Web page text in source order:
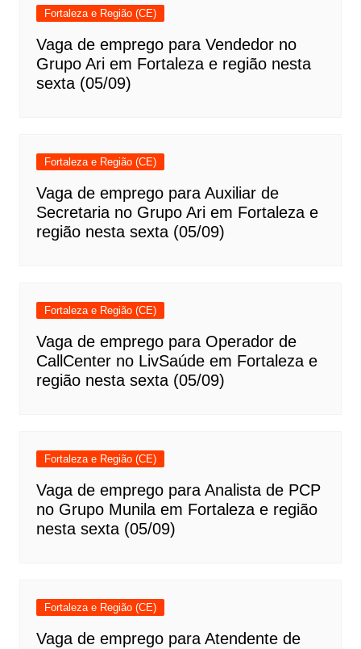
Fortaleza e Região (CE)
Vaga de emprego para Vendedor no
Grupo Ari em Fortaleza e região nesta
sexta (05/09)
Fortaleza e Região (CE)
Vaga de emprego para Auxiliar de
Secretaria no Grupo Ari em Fortaleza e
região nesta sexta (05/09)
Fortaleza e Região (CE)
Vaga de emprego para Operador de
CallCenter no LivSaúde em Fortaleza e
região nesta sexta (05/09)
Fortaleza e Região (CE)
Vaga de emprego para Analista de PCP
no Grupo Munila em Fortaleza e região
nesta sexta (05/09)
Fortaleza e Região (CE)
Vaga de emprego para Atendente de